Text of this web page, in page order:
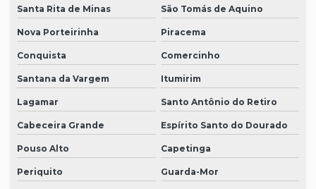
Santa Rita de Minas São Tomás de Aquino
Nova Porteirinha Piracema
Conquista Comercinho
Santana da Vargem Itumirim
Lagamar Santo Antônio do Retiro
Cabeceira Grande Espírito Santo do Dourado
Pouso Alto Capetinga
Periquito Guarda-Mor